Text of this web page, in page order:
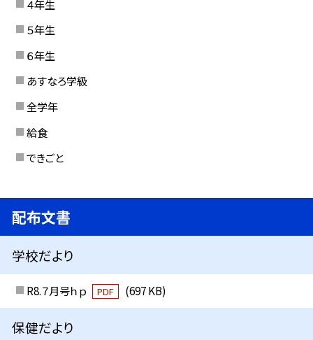
４年生
５年生
６年生
あすなろ学級
全学年
給食
できごと
配布文書
学校だより
R8.７月号ｈｐ PDF (697 KB)
保健だより